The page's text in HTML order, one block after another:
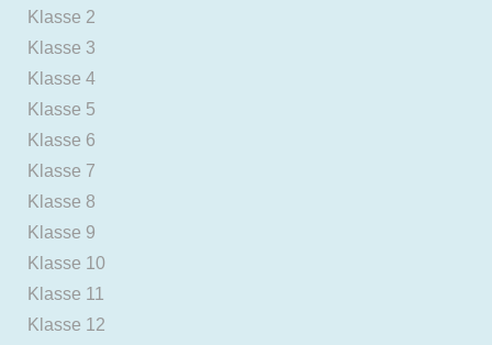
Klasse 2
Klasse 3
Klasse 4
Klasse 5
Klasse 6
Klasse 7
Klasse 8
Klasse 9
Klasse 10
Klasse 11
Klasse 12